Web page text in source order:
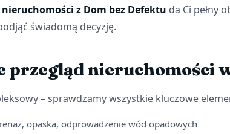
z Dom bez Defektu da Ci pełny
świadomą decyzję.
przegląd nieruchomości
– sprawdzamy wszystkie kluczowe
opaska, odprowadzenie wód opadowych